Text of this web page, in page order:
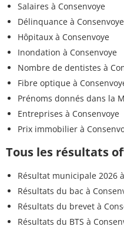
Salaires à Consenvoye
Délinquance à Consenvoye
Hôpitaux à Consenvoye
Inondation à Consenvoye
Nombre de dentistes à
Fibre optique à
Prénoms donnés dans la
Entreprises à Consenvoye
Prix immobilier à
Tous les résultats
Résultat municipale 2026
Résultats du bac à
Résultats du brevet à
Résultats du BTS à